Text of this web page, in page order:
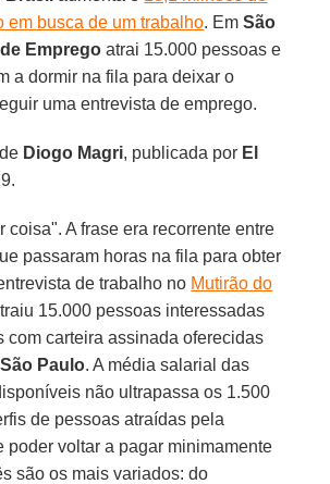
em busca de um trabalho. EmSão
Emprego atrai 15.000 pessoas e
a dormir na fila para deixar o
uma entrevista de emprego.
Diogo Magri, publicada por El
coisa". A frase era recorrente entre
passaram horas na fila para obter
de trabalho no Mutirão do
15.000 pessoas interessadas
com carteira assinada oferecidas
São Paulo. A média salarial das
não ultrapassa os 1.500
de pessoas atraídas pela
poder voltar a pagar minimamente
são os mais variados: do